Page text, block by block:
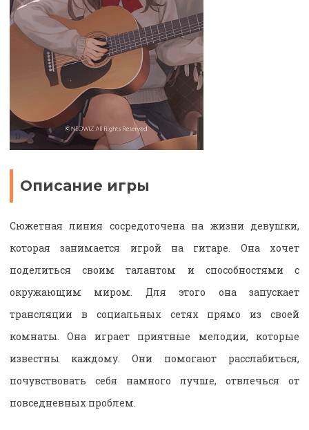
Описание игры
Сюжетная линия сосредоточена на жизни девушки,
которая занимается игрой на гитаре. Она хочет
поделиться своим талантом и способностями с
окружающим миром. Для этого она запускает
трансляции в социальных сетях прямо из своей
комнаты. Она играет приятные мелодии, которые
известны каждому. Они помогают расслабиться,
почувствовать себя намного лучше, отвлечься от
повседневных проблем.